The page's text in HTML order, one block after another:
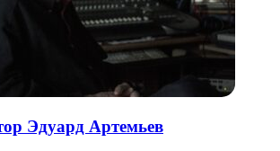
Эдуард Артемьев